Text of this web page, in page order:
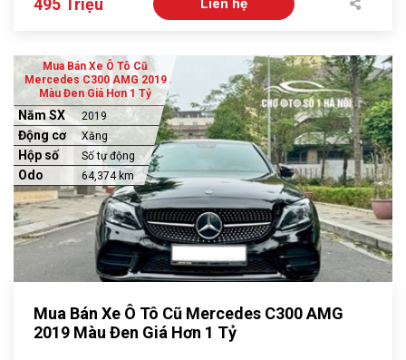
Liên hệ
Mua Bán Xe Ô Tô Cũ
Mercedes C300 AMG 2019
Màu Đen Giá Hơn 1 Tỷ
Năm SX 2019
Động cơ Xăng
Hộp số Số tự động
Odo 64,374 km
Mua Bán Xe Ô Tô Cũ Mercedes C300 AMG
2019 Màu Đen Giá Hơn 1 Tỷ